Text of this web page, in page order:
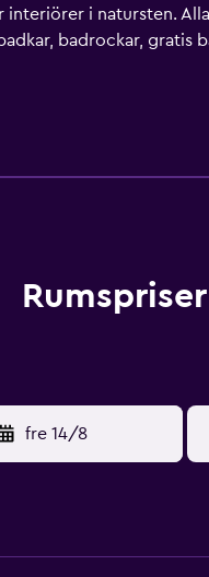
interiörer i natursten.
badrockar,
inklusive
15 minuters bilresa
fre 14/8